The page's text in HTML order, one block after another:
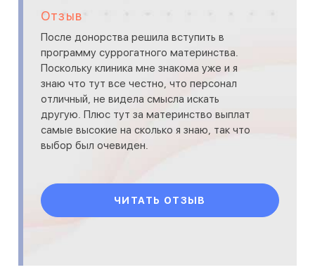
Отзыв
После донорства решила вступить в
программу суррогатного материнства.
Поскольку клиника мне знакома уже и я
знаю что тут все честно, что персонал
отличный, не видела смысла искать
другую. Плюс тут за материнство выплат
самые высокие на сколько я знаю, так что
выбор был очевиден.
ЧИТАТЬ ОТЗЫВ